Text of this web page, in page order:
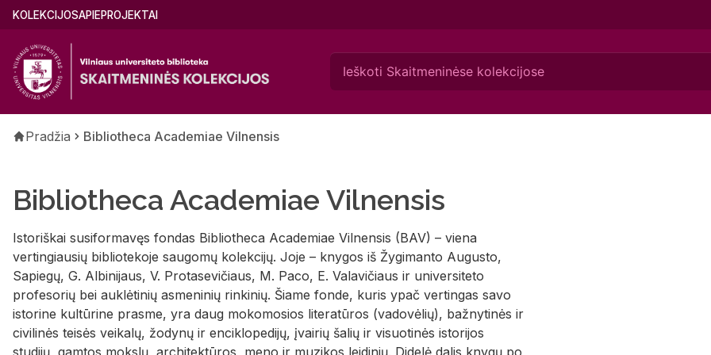
Pereiti
pagrindinį
turinį
Main
(lithuanian)
KOLEKCIJOSAPIEPROJEKTAI
Kelias
Pradžia Bibliotheca Academiae Vilnensis
Bibliotheca Academiae Vilnensis
Istoriškai susiformavęs fondas Bibliotheca Academiae Vilnensis (BAV) – viena
vertingiausių bibliotekoje saugomų kolekcijų. Joje – knygos iš Žygimanto Augusto,
Sapiegų, G. Albinijaus, V. Protasevičiaus, M. Paco, E. Valavičiaus ir universiteto
profesorių bei auklėtinių asmeninių rinkinių. Šiame fonde, kuris ypač vertingas savo
istorine kultūrine prasme, yra daug mokomosios literatūros (vadovėlių), bažnytinės ir
civilinės teisės veikalų, žodynų ir enciklopedijų, įvairių šalių ir visuotinės istorijos
studijų, gamtos mokslų, architektūros, meno ir muzikos leidinių. Didelė dalis knygų po